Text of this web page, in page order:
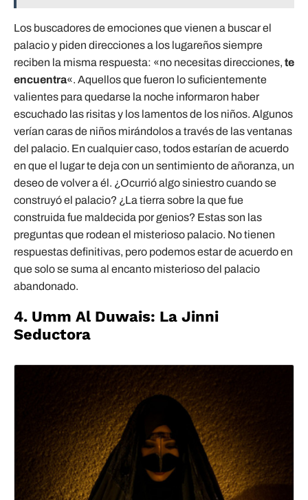
Los buscadores de emociones que vienen a buscar el
palacio y piden direcciones a los lugareños siempre
reciben la misma respuesta: «no necesitas direcciones, te
encuentra«. Aquellos que fueron lo suficientemente
valientes para quedarse la noche informaron haber
escuchado las risitas y los lamentos de los niños. Algunos
verían caras de niños mirándolos a través de las ventanas
del palacio. En cualquier caso, todos estarían de acuerdo
en que el lugar te deja con un sentimiento de añoranza, un
deseo de volver a él. ¿Ocurrió algo siniestro cuando se
construyó el palacio? ¿La tierra sobre la que fue
construida fue maldecida por genios? Estas son las
preguntas que rodean el misterioso palacio. No tienen
respuestas definitivas, pero podemos estar de acuerdo en
que solo se suma al encanto misterioso del palacio
abandonado.
4. Umm Al Duwais: La Jinni
Seductora